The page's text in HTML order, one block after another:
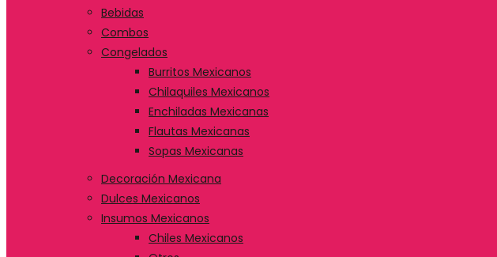
Bebidas
Combos
Congelados
Burritos Mexicanos
Chilaquiles Mexicanos
Enchiladas Mexicanas
Flautas Mexicanas
Sopas Mexicanas
Decoración Mexicana
Dulces Mexicanos
Insumos Mexicanos
Chiles Mexicanos